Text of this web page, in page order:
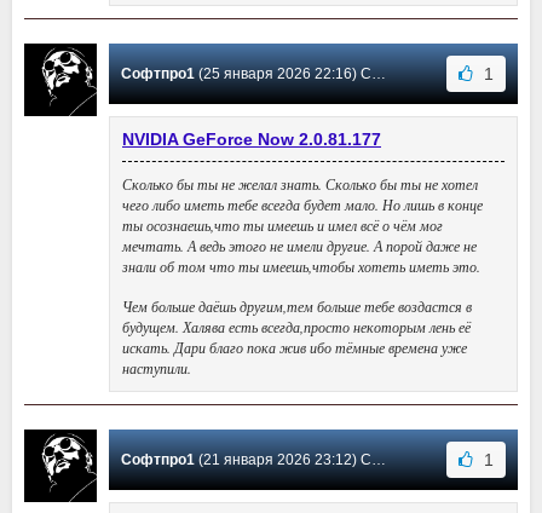
Софтпро1(25 января 2026 22:16) Сообщение #37 1
NVIDIA GeForce Now 2.0.81.177
Сколько бы ты не желал знать. Сколько бы ты не хотел
чего либо иметь тебе всегда будет мало. Но лишь в конце
ты осознаешь,что ты имеешь и имел всё о чём мог
мечтать. А ведь этого не имели другие. А порой даже не
знали об том что ты имеешь,чтобы хотеть иметь это.
Чем больше даёшь другим,тем больше тебе воздастся в
будущем. Халява есть всегда,просто некоторым лень её
искать. Дари благо пока жив ибо тёмные времена уже
наступили.
Софтпро1(21 января 2026 23:12) Сообщение #36 1